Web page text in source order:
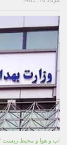
اب و هوا و محیط زیست